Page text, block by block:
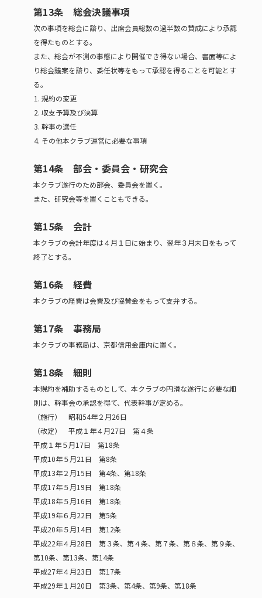
第13条 総会決議事項
次の事項を総会に諮り、出席会員総数の過半数の賛成により承認
を得たものとする。
また、総会が不測の事態により開催でき得ない場合、書面等によ
り総会議案を諮り、委任状等をもって承認を得ることを可能とす
る。
規約の変更
収支予算及び決算
幹事の選任
その他本クラブ運営に必要な事項
第14条 部会・委員会・研究会
本クラブ遂行のため部会、委員会を置く。
また、研究会等を置くこともできる。
第15条 会計
本クラブの会計年度は４月１日に始まり、翌年３月末日をもって
終了とする。
第16条 経費
本クラブの経費は会費及び協賛金をもって支弁する。
第17条 事務局
本クラブの事務局は、京都信用金庫内に置く。
第18条 細則
本規約を補助するものとして、本クラブの円滑な遂行に必要な細
則は、幹事会の承認を得て、代表幹事が定める。
（施行） 昭和54年２月26日
（改定） 平成１年４月27日 第４条
平成１年５月17日 第18条
平成10年５月21日 第8条
平成13年２月15日 第4条、第18条
平成17年５月19日 第18条
平成18年５月16日 第18条
平成19年６月22日 第5条
平成20年５月14日 第12条
平成22年４月28日 第３条、第４条、第７条、第８条、第９条、
第10条、第13条、第14条
平成27年４月23日 第17条
平成29年１月20日 第3条、第4条、第9条、第18条